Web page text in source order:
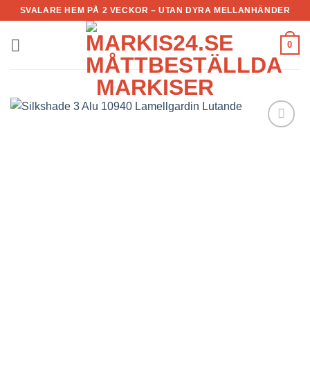
Skip
content
SVALARE HEM PÅ 2 VECKOR – UTAN DYRA MELLANHÄNDER
0